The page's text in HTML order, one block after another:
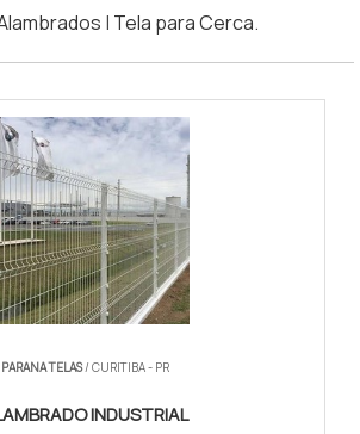
| Tela para Cerca.
PARANA TELAS/ CURITIBA - PR
INDUSTRIAL